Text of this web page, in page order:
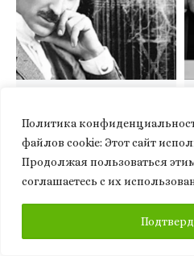
Политика
файлов сookie: Этот сайт
Продолжая пользоваться
соглашаетесь с их
Николы Теслы (1900)